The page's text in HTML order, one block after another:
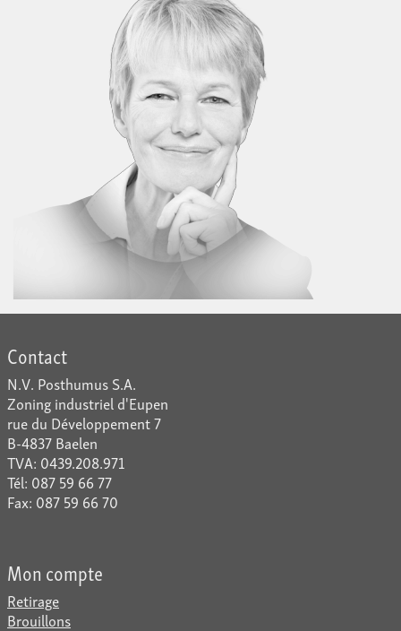
Contact
N.V. Posthumus S.A.
Zoning industriel d'Eupen
rue du Développement 7
B-4837 Baelen
TVA: 0439.208.971
Tél: 087 59 66 77
Fax: 087 59 66 70
Mon compte
Retirage
Brouillons